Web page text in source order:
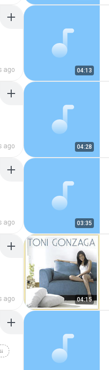
ago 04:13
ago 04:28
ago 03:35
ago 04:15